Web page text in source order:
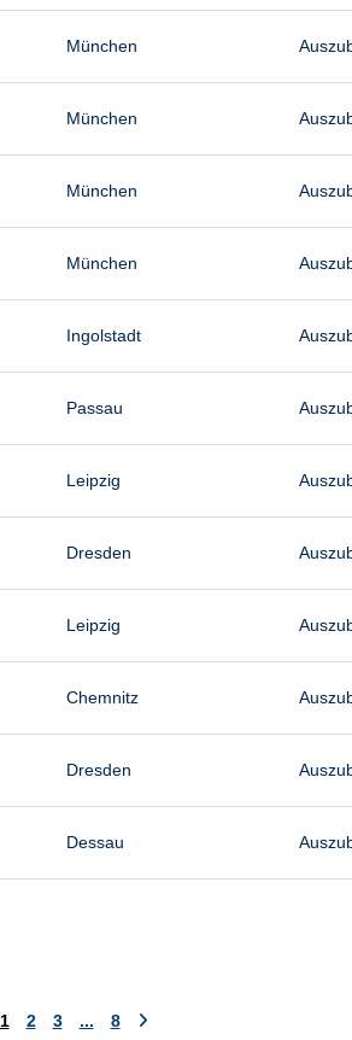
München
München
München
München
Ingolstadt
Passau
Leipzig
Dresden
Leipzig
Chemnitz
Dresden
Dessau
1 2 3 ... 8